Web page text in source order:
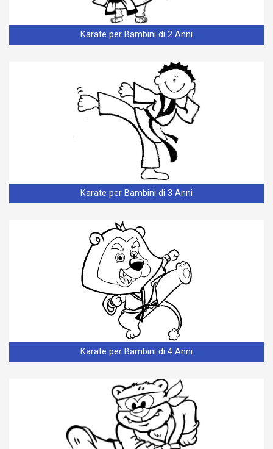
Karate per Bambini di 2 Anni
Karate per Bambini di 3 Anni
Karate per Bambini di 4 Anni